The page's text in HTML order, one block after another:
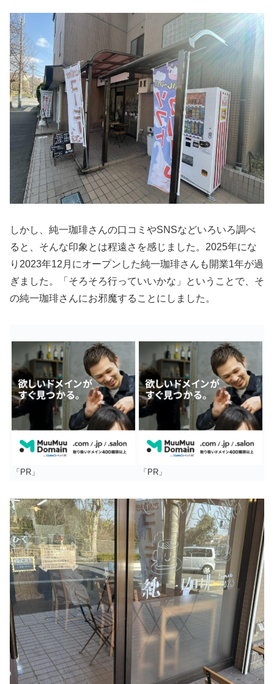
しかし、純一珈琲さんの口コミやSNSなどいろいろ調べ
ると、そんな印象とは程遠さを感じました。2025年にな
り2023年12月にオープンした純一珈琲さんも開業1年が過
ぎました。「そろそろ行っていいかな」ということで、そ
の純一珈琲さんにお邪魔することにしました。
「PR」 「PR」